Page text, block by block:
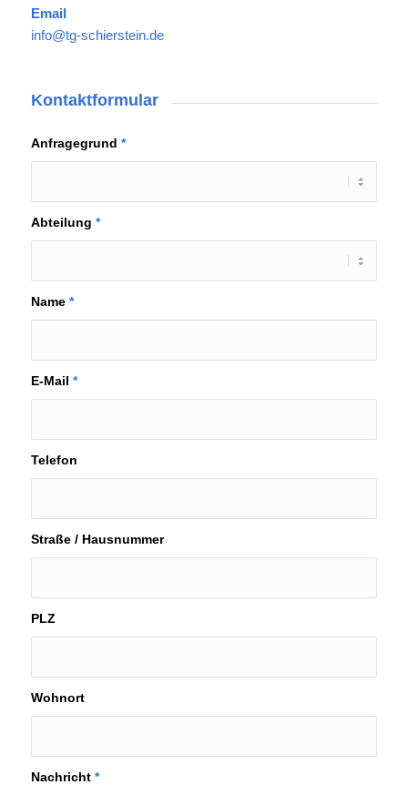
Email
info@tg-schierstein.de
Kontaktformular
Anfragegrund *
Abteilung *
Name *
E-Mail *
Telefon
Straße / Hausnummer
PLZ
Wohnort
Nachricht *